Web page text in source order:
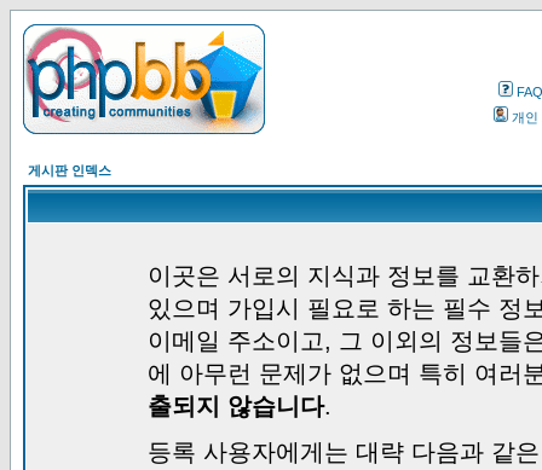
FAQ
개인
게시판 인덱스
이곳은 서로의 지식과 정보를 교환
있으며 가입시 필요로 하는 필수 정
이메일 주소이고, 그 이외의 정보들
에 아무런 문제가 없으며 특히 여러
출되지 않습니다.
등록 사용자에게는 대략 다음과 같